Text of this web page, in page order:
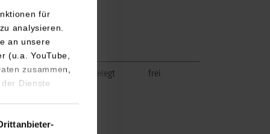
für
analysieren.
an unsere
(u.a. YouTube,
zusammen,
Dienste
belegt frei